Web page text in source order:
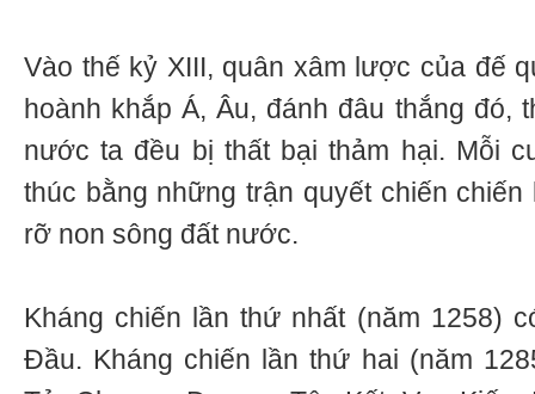
Vào thế kỷ XIII, quân xâm lược của đế
hoành khắp Á, Âu, đánh đâu thắng đó,
nước ta đều bị thất bại thảm hại. Mỗi
thúc bằng những trận quyết chiến
rỡ non sông đất nước.
Kháng chiến lần thứ nhất (năm 1258)
Đầu. Kháng chiến lần thứ hai (năm